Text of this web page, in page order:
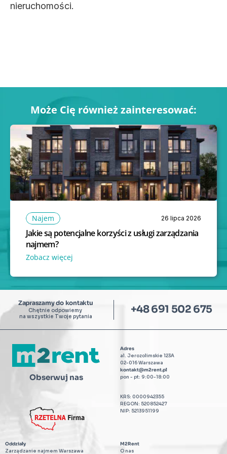
nieruchomości.
Może Cię również zainteresować:
Najem 26 lipca 2026
Jakie są potencjalne korzyści z usługi zarządzania
najmem?
Zobacz więcej
Zapraszamy do kontaktu
Chętnie odpowiemy
na wszystkie Twoje pytania
+48 691 502 675
Obserwuj nas
Adres
al. Jerozolimskie 123A
02-016 Warszawa
kontakt@m2rent.pl
pon - pt: 9:00-18:00
KRS: 0000942355
REGON: 520852427
NIP: 5213951199
Oddziały
Zarządzanie najmem Warszawa
M2Rent
O nas